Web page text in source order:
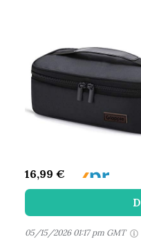
16,99 €
05/15/2026 01:17 pm GMT